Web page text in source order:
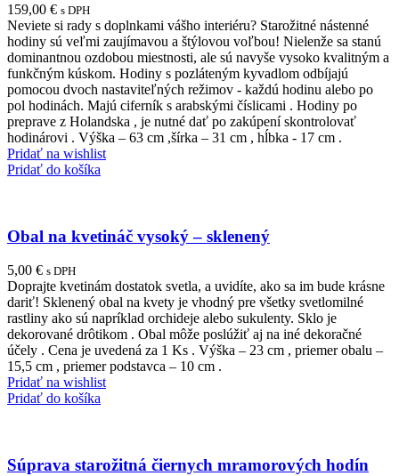
159,00 € s DPH
Neviete si rady s doplnkami vášho interiéru? Starožitné nástenné
hodiny sú veľmi zaujímavou a štýlovou voľbou! Nielenže sa stanú
dominantnou ozdobou miestnosti, ale sú navyše vysoko kvalitným a
funkčným kúskom. Hodiny s pozláteným kyvadlom odbíjajú
pomocou dvoch nastaviteľných režimov - každú hodinu alebo po
pol hodinách. Majú ciferník s arabskými číslicami . Hodiny po
preprave z Holandska , je nutné dať po zakúpení skontrolovať
hodinárovi . Výška – 63 cm ,šírka – 31 cm , hĺbka - 17 cm .
Pridať na wishlist
Pridať do košíka
Obal na kvetináč vysoký – sklenený
5,00 € s DPH
Doprajte kvetinám dostatok svetla, a uvidíte, ako sa im bude krásne
dariť! Sklenený obal na kvety je vhodný pre všetky svetlomilné
rastliny ako sú napríklad orchideje alebo sukulenty. Sklo je
dekorované drôtikom . Obal môže poslúžiť aj na iné dekoračné
účely . Cena je uvedená za 1 Ks . Výška – 23 cm , priemer obalu –
15,5 cm , priemer podstavca – 10 cm .
Pridať na wishlist
Pridať do košíka
Súprava starožitná čiernych mramorových hodín